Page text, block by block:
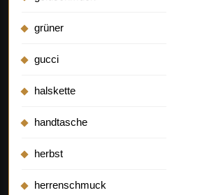
grüner
gucci
halskette
handtasche
herbst
herrenschmuck